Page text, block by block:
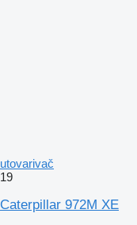
utovarivač
19
Caterpillar 972M XE